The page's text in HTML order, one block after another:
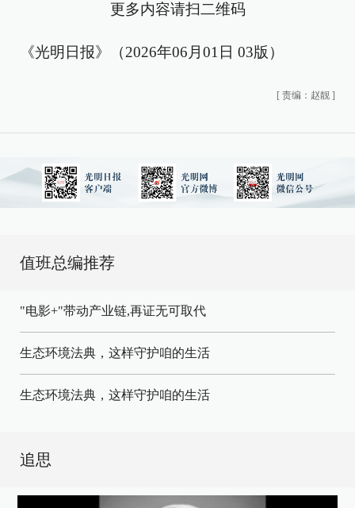
更多内容请扫二维码
《光明日报》（2026年06月01日 03版）
[ 责编：赵靓 ]
值班总编推荐
"电影+"带动产业链,再证无可取代
生态环境法典，这样守护咱的生活
生态环境法典，这样守护咱的生活
追思